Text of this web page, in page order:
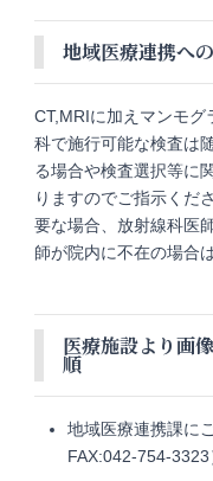
地域医療連携へ
CT,MRIに加えマンモグ
科で施行可能な検査は
る場合や検査選択等に
りますのでご指示くだ
要な場合、放射線科医
師が院内に不在の場合
医療施設より画
順
地域医療連携課に
FAX:042-754-3323